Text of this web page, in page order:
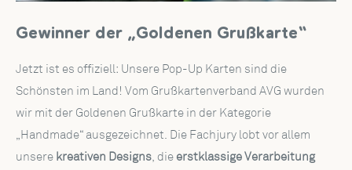
Gewinner der „Goldenen Grußkarte“
Jetzt ist es offiziell: Unsere Pop-Up Karten sind die
Schönsten im Land! Vom Grußkartenverband AVG wurden
wir mit der Goldenen Grußkarte in der Kategorie
„Handmade“ ausgezeichnet. Die Fachjury lobt vor allem
unsere kreativen Designs, die erstklassige Verarbeitung